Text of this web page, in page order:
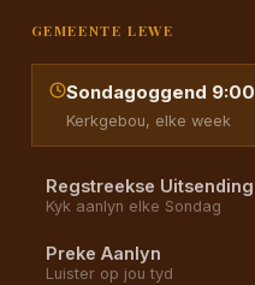
GEMEENTE LEWE
Sondagoggend 9:00
Kerkgebou, elke week
Regstreekse Uitsending
Kyk aanlyn elke Sondag
Preke Aanlyn
Luister op jou tyd